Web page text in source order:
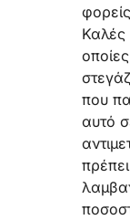
Καλές
που
αυτό